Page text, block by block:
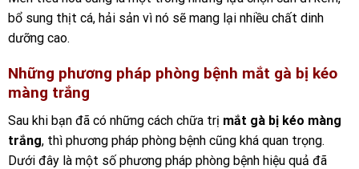
bổ sung thịt cá, hải sản vì nó sẽ mang lại nhiều chất dinh
dưỡng cao.
Những phương pháp phòng bệnh mắt gà bị kéo
màng trắng
Sau khi bạn đã có những cách chữa trị mắt gà bị kéo màng
trắng, thì phương pháp phòng bệnh cũng khá quan trọng.
Dưới đây là một số phương pháp phòng bệnh hiệu quả đã